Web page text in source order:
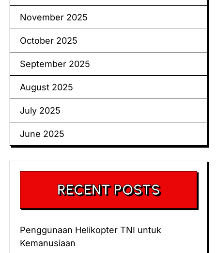
November 2025
October 2025
September 2025
August 2025
July 2025
June 2025
RECENT POSTS
Penggunaan Helikopter TNI untuk
Kemanusiaan